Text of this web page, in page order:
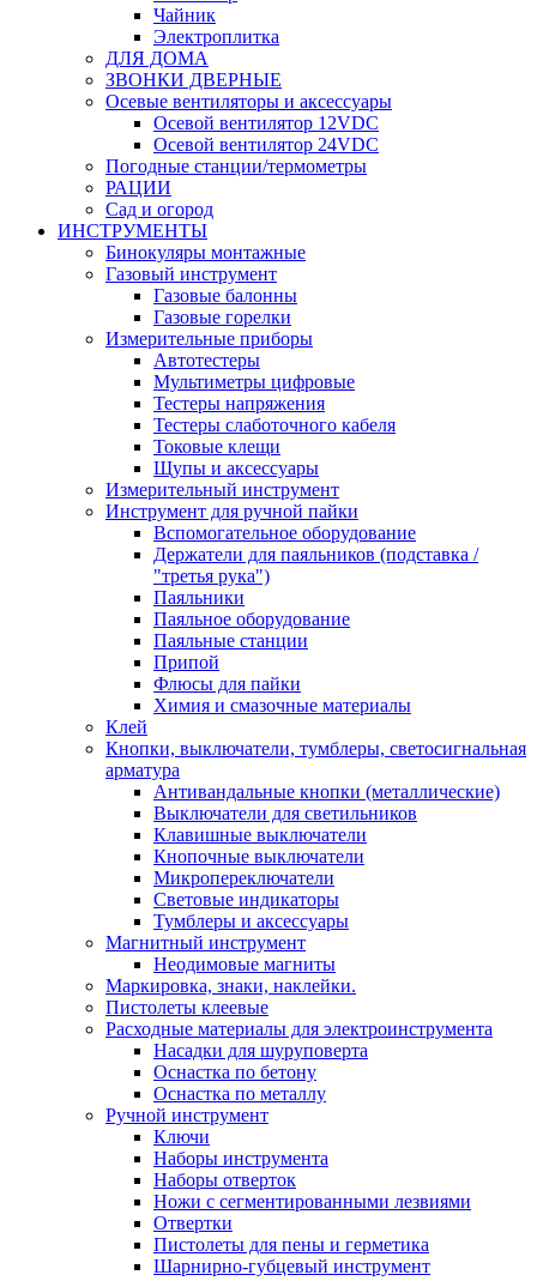
Чайник
Электроплитка
ДЛЯ ДОМА
ЗВОНКИ ДВЕРНЫЕ
Осевые вентиляторы и аксессуары
Осевой вентилятор 12VDC
Осевой вентилятор 24VDC
Погодные станции/термометры
РАЦИИ
Сад и огород
ИНСТРУМЕНТЫ
Бинокуляры монтажные
Газовый инструмент
Газовые балонны
Газовые горелки
Измерительные приборы
Автотестеры
Мультиметры цифровые
Тестеры напряжения
Тестеры слаботочного кабеля
Токовые клещи
Щупы и аксессуары
Измерительный инструмент
Инструмент для ручной пайки
Вспомогательное оборудование
Держатели для паяльников (подставка /
"третья рука")
Паяльники
Паяльное оборудование
Паяльные станции
Припой
Флюсы для пайки
Химия и смазочные материалы
Клей
Кнопки, выключатели, тумблеры, светосигнальная
арматура
Антивандальные кнопки (металлические)
Выключатели для светильников
Клавишные выключатели
Кнопочные выключатели
Микропереключатели
Световые индикаторы
Тумблеры и аксессуары
Магнитный инструмент
Неодимовые магниты
Маркировка, знаки, наклейки.
Пистолеты клеевые
Расходные материалы для электроинструмента
Насадки для шуруповерта
Оснастка по бетону
Оснастка по металлу
Ручной инструмент
Ключи
Наборы инструмента
Наборы отверток
Ножи с сегментированными лезвиями
Отвертки
Пистолеты для пены и герметика
Шарнирно-губцевый инструмент